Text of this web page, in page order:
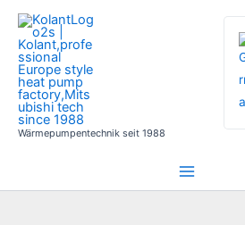
Zum
Inhalt
springen
Wärmepumpentechnik seit 1988